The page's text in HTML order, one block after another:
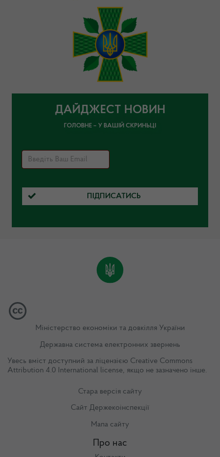
ДАЙДЖЕСТ НОВИН
ГОЛОВНЕ – У ВАШІЙ СКРИНЬЦІ
ПІДПИСАТИСЬ
Міністерство економіки та довкілля України
Державна система електронних звернень
Увесь вміст доступний за ліцензією Creative Commons
Attribution 4.0 International license, якщо не зазначено інше.
Стара версія сайту
Сайт Держекоінспекції
Мапа сайту
Про нас